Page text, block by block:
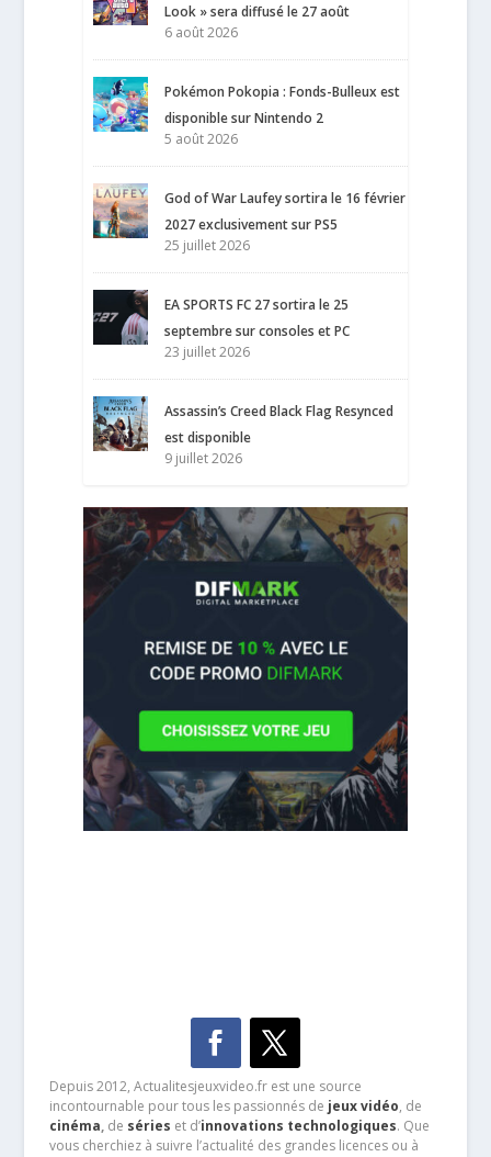
Look » sera diffusé le 27 août
6 août 2026
Pokémon Pokopia : Fonds-Bulleux est
disponible sur Nintendo 2
5 août 2026
God of War Laufey sortira le 16 février
2027 exclusivement sur PS5
25 juillet 2026
EA SPORTS FC 27 sortira le 25
septembre sur consoles et PC
23 juillet 2026
Assassin’s Creed Black Flag Resynced
est disponible
9 juillet 2026
Depuis 2012, Actualitesjeuxvideo.fr est une source
incontournable pour tous les passionnés de jeux vidéo, de
cinéma,de séries et d’innovations technologiques. Que
vous cherchiez à suivre l’actualité des grandes licences ou à